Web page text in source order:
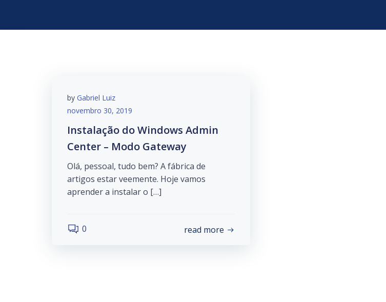
by Gabriel Luiz
novembro 30, 2019
Instalação do Windows Admin
Center – Modo Gateway
Olá, pessoal, tudo bem? A fábrica de
artigos estar veemente. Hoje vamos
aprender a instalar o […]
0 read more